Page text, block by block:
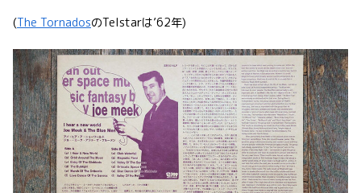
(The TornadosのTelstarは’62年)